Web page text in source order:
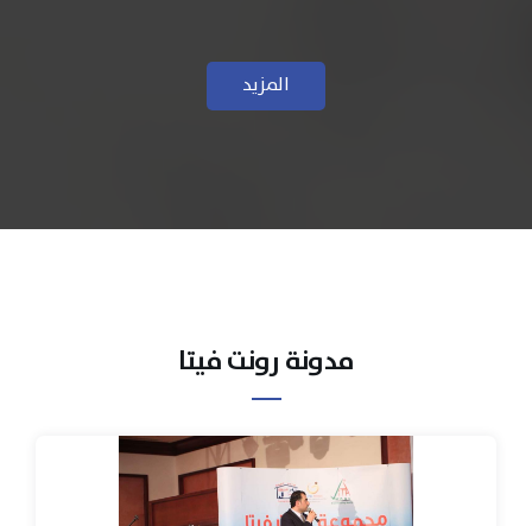
المزيد
مدونة رونت فيتا